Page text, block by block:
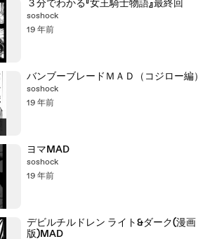
３分でわかる『女王騎士物語』最終回
soshock
19 年前
バンブーブレードＭＡＤ（コジロー編）
soshock
19 年前
ヨマMAD
soshock
19 年前
デビルチルドレン ライト&ダーク(漫画
版)MAD